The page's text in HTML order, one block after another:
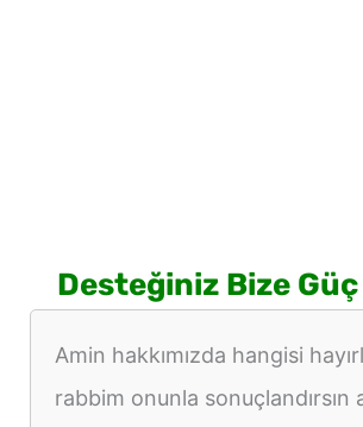
Desteğiniz Bize
Amin hakkımızda hangisi
rabbim onunla sonuçlandırsın